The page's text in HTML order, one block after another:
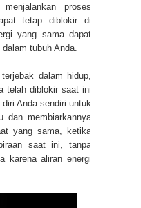
proses
tetap diblokir di
yang sama dapat
tubuh Anda.
dalam hidup,
telah diblokir saat ini
Anda sendiri untuk
dan membiarkannya
yang sama, ketika
saat ini, tanpa
karena aliran energi